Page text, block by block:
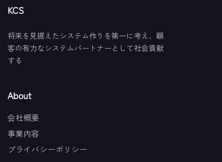
KCS
将来を見据えたシステム作りを第一に考え、顧
客の有力なシステムパートナーとして社会貢献
する
About
会社概要
事業内容
プライバシーポリシー